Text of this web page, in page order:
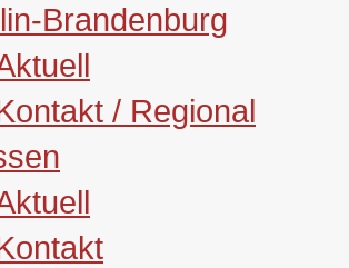
Brandenburg
/ Regional